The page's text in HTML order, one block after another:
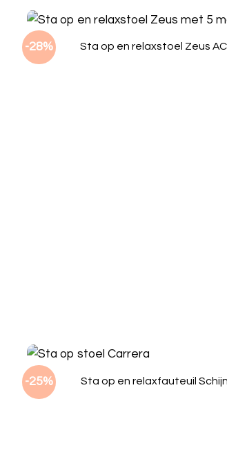
-28% Sta op en relaxstoel Zeus
-25% Sta op en relaxfauteuil